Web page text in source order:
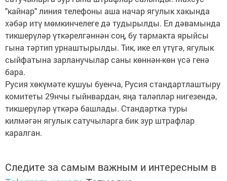
"кайнар" линия телефоны аша начар ягулык хакында
хәбәр итү мөмкинчелеге дә тудырылды. Ел дәвамында
тикшерүләр үткәрелгәннән соң, бу тармакта ярыйсы
гына тәртип урнаштырылды. Тик, ике ел үтүгә, ягулык
сыйфатына зарланучылар саны көннән-көн үсә генә
бара.
Русия хөкүмәте кушуы буенча, Русия стандартлаштыру
комитеты 29нчы гыйнвардан, яңа таләпләр нигезендә,
тикшерүләр үткәрә башлады. Стандартка туры
килмәгән ягулык сатучыларга бик зур штрафлар
каралган.
Следите за самым важным и интересным в